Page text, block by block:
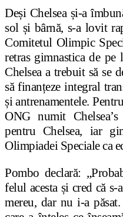
Deși Chelsea și-a
sol și bârnă, s-a lovit
Comitetul Olimpic
retras gimnastica de
Chelsea a trebuit să se
să finanțeze integral
și antrenamentele.
ONG numit
pentru Chelsea, iar
Olimpiadei Speciale ca
Pombo declară:
felul acesta și cred că
mereu, dar nu i-a